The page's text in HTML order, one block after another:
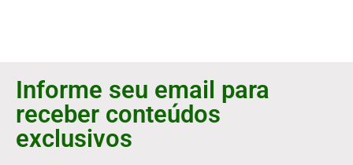
Informe seu email para
receber conteúdos
exclusivos